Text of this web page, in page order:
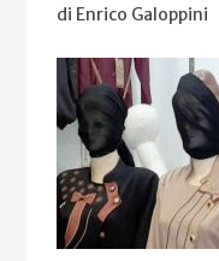
di Enrico Galoppini